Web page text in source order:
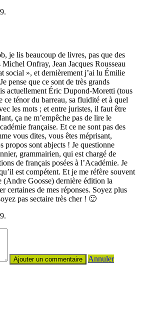
je lis beaucoup de livres, pas que des
Onfray, Jean Jacques Rousseau
social », et dernièrement j’ai lu Émilie
pense que ce sont de très grands
actuellement Éric Dupond-Moretti (tous
ce ténor du barreau, sa fluidité et à quel
les mots ; et entre juristes, il faut être
ça ne m’empêche pas de lire le
française. Et ce ne sont pas des
vous dites, vous êtes méprisant,
propos sont abjects ! Je questionne
grammairien, qui est chargé de
de français posées à l’Académie. Je
est compétent. Et je me réfère souvent
(Andre Goosse) dernière édition la
certaines de mes réponses. Soyez plus
pas sectaire très cher ! 🙂
Annuler